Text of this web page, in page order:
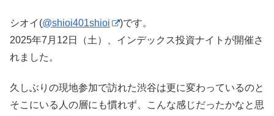
シオイ(@shioi401shioi
)です。
2025年7月12日（土）、インデックス投資ナイトが開催さ
れました。
久しぶりの現地参加で訪れた渋谷は更に変わっているのと
そこにいる人の層にも慣れず、こんな感じだったかなと思